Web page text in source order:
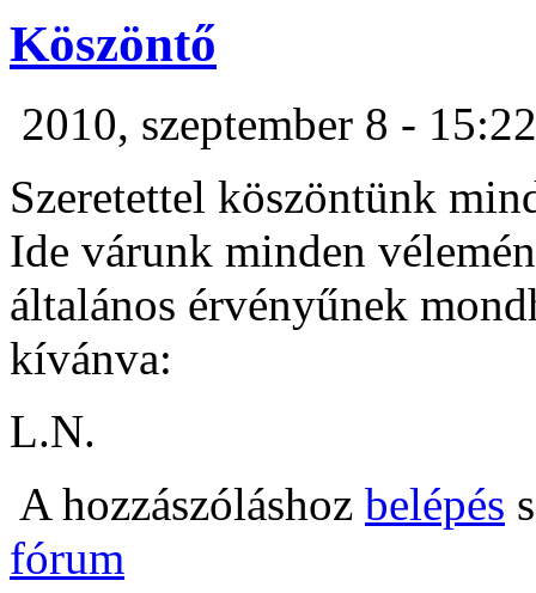
Köszöntő
2010, szeptember 8 -
Szeretettel köszöntünk
Ide várunk minden
általános érvényűnek
kívánva:
L.N.
A hozzászóláshoz belépés
fórum